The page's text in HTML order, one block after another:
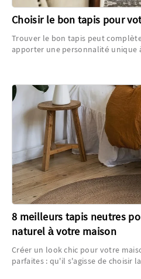
Choisir le bon tapis pour
Trouver le bon tapis peut
apporter une personnalité unique
8 meilleurs tapis neutres
naturel à votre maison
Créer un look chic pour votre
parfaites : qu'il s'agisse de choisir